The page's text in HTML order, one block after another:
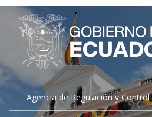
Agencia de Regulación y